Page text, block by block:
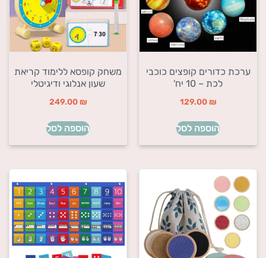
ערכת כדורים קופצים כוכבי
לכת – 10 יח'
129.00 ₪
הוספה לסל
משחק קופסא ללימוד קריאת
שעון אנלוגי ודיגיטלי
249.00 ₪
הוספה לסל